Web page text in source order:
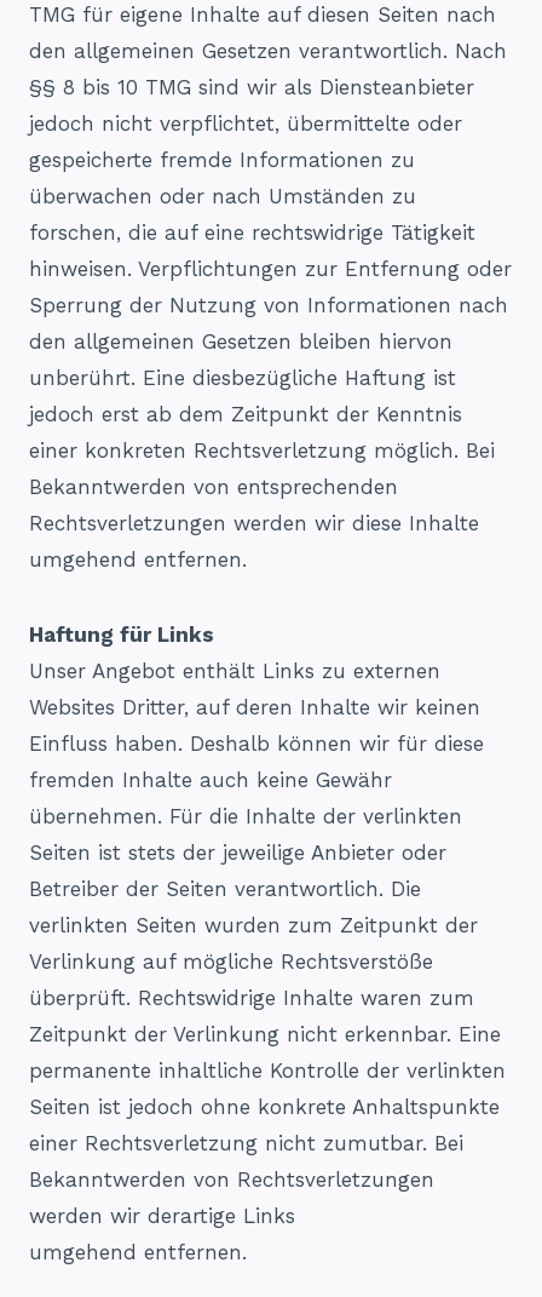
TMG für eigene Inhalte auf diesen Seiten nach
den allgemeinen Gesetzen verantwortlich. Nach
§§ 8 bis 10 TMG sind wir als Diensteanbieter
jedoch nicht verpflichtet, übermittelte oder
gespeicherte fremde Informationen zu
überwachen oder nach Umständen zu
forschen, die auf eine rechtswidrige Tätigkeit
hinweisen. Verpflichtungen zur Entfernung oder
Sperrung der Nutzung von Informationen nach
den allgemeinen Gesetzen bleiben hiervon
unberührt. Eine diesbezügliche Haftung ist
jedoch erst ab dem Zeitpunkt der Kenntnis
einer konkreten Rechtsverletzung möglich. Bei
Bekanntwerden von entsprechenden
Rechtsverletzungen werden wir diese Inhalte
umgehend entfernen.
Haftung für Links
Unser Angebot enthält Links zu externen
Websites Dritter, auf deren Inhalte wir keinen
Einfluss haben. Deshalb können wir für diese
fremden Inhalte auch keine Gewähr
übernehmen. Für die Inhalte der verlinkten
Seiten ist stets der jeweilige Anbieter oder
Betreiber der Seiten verantwortlich. Die
verlinkten Seiten wurden zum Zeitpunkt der
Verlinkung auf mögliche Rechtsverstöße
überprüft. Rechtswidrige Inhalte waren zum
Zeitpunkt der Verlinkung nicht erkennbar. Eine
permanente inhaltliche Kontrolle der verlinkten
Seiten ist jedoch ohne konkrete Anhaltspunkte
einer Rechtsverletzung nicht zumutbar. Bei
Bekanntwerden von Rechtsverletzungen
werden wir derartige Links
umgehend entfernen.